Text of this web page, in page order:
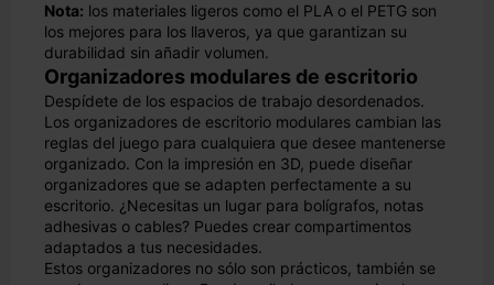
Nota: los materiales ligeros como el PLA o el PETG son
los mejores para los llaveros, ya que garantizan su
durabilidad sin añadir volumen.
Organizadores modulares de escritorio
Despídete de los espacios de trabajo desordenados.
Los organizadores de escritorio modulares cambian las
reglas del juego para cualquiera que desee mantenerse
organizado. Con la impresión en 3D, puede diseñar
organizadores que se adapten perfectamente a su
escritorio. ¿Necesitas un lugar para bolígrafos, notas
adhesivas o cables? Puedes crear compartimentos
adaptados a tus necesidades.
Estos organizadores no sólo son prácticos, también se